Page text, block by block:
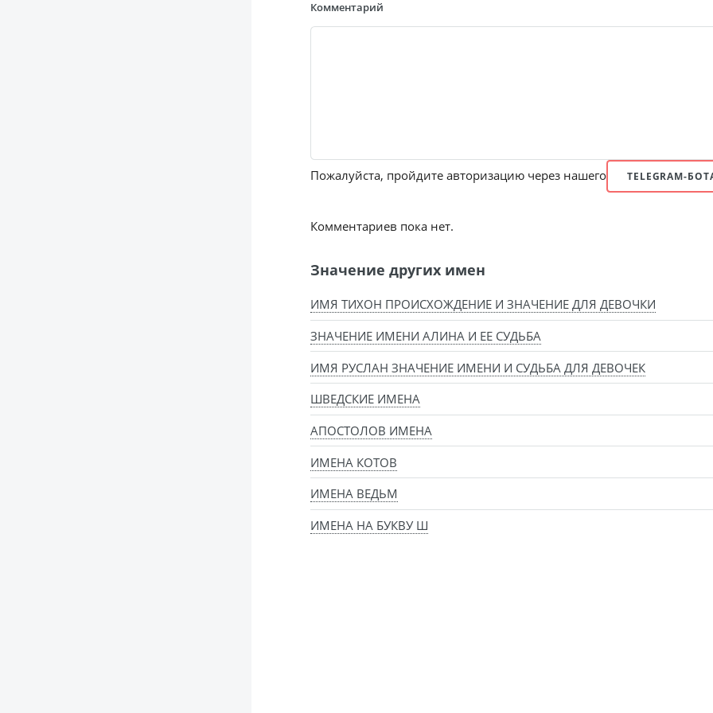
Комментарий
Пожалуйста, пройдите авторизацию через нашего TELEGRAM-
Комментариев пока нет.
Значение других имен
ИМЯ ТИХОН ПРОИСХОЖДЕНИЕ И ЗНАЧЕНИЕ ДЛЯ ДЕВОЧКИ
ЗНАЧЕНИЕ ИМЕНИ АЛИНА И ЕЕ СУДЬБА
ИМЯ РУСЛАН ЗНАЧЕНИЕ ИМЕНИ И СУДЬБА ДЛЯ ДЕВОЧЕК
ШВЕДСКИЕ ИМЕНА
АПОСТОЛОВ ИМЕНА
ИМЕНА КОТОВ
ИМЕНА ВЕДЬМ
ИМЕНА НА БУКВУ Ш